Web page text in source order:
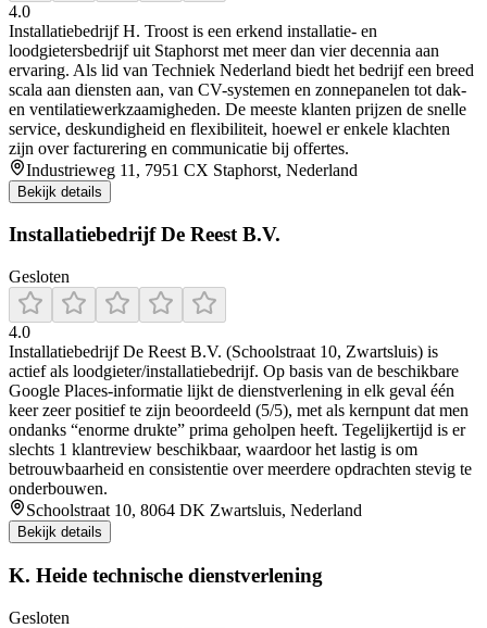
4.0
Installatiebedrijf H. Troost is een erkend installatie- en
loodgietersbedrijf uit Staphorst met meer dan vier decennia aan
ervaring. Als lid van Techniek Nederland biedt het bedrijf een breed
scala aan diensten aan, van CV-systemen en zonnepanelen tot dak-
en ventilatiewerkzaamigheden. De meeste klanten prijzen de snelle
service, deskundigheid en flexibiliteit, hoewel er enkele klachten
zijn over facturering en communicatie bij offertes.
Industrieweg 11, 7951 CX Staphorst, Nederland
Bekijk details
Installatiebedrijf De Reest B.V.
Gesloten
4.0
Installatiebedrijf De Reest B.V. (Schoolstraat 10, Zwartsluis) is
actief als loodgieter/installatiebedrijf. Op basis van de beschikbare
Google Places-informatie lijkt de dienstverlening in elk geval één
keer zeer positief te zijn beoordeeld (5/5), met als kernpunt dat men
ondanks “enorme drukte” prima geholpen heeft. Tegelijkertijd is er
slechts 1 klantreview beschikbaar, waardoor het lastig is om
betrouwbaarheid en consistentie over meerdere opdrachten stevig te
onderbouwen.
Schoolstraat 10, 8064 DK Zwartsluis, Nederland
Bekijk details
K. Heide technische dienstverlening
Gesloten